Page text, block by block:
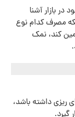
بازار آشنا
مصرف کدام نوع
کند، نمک
ریزی داشته باشد،
گیرد.